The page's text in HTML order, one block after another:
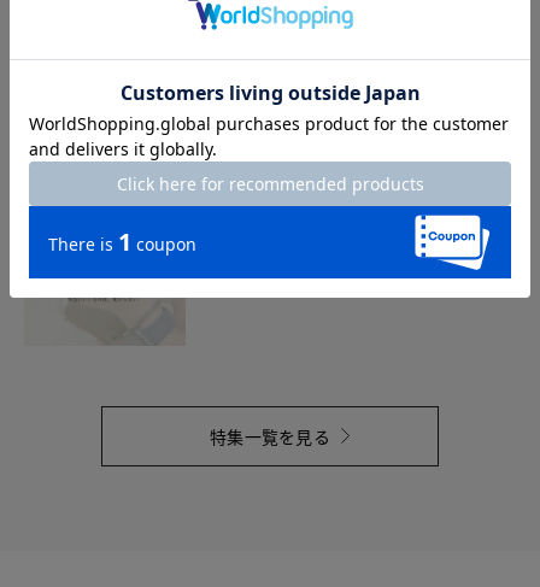
2026.7.21
2026.7.16
特集一覧を見る